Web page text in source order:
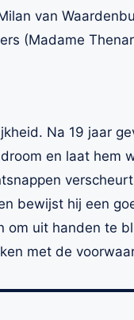
van
(Madame
Na 19 jaar
en laat hem
bewijst hij een
uit handen te
met de